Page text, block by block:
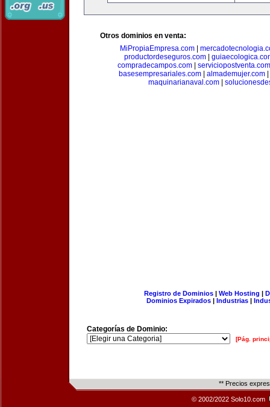
Otros dominios en venta:
MiPropiaEmpresa.com
productordeseguros.com|
compradecampos.com| serviciopostventa.com
basesempresariales.com| almademujer.com|
maquinarianaval.com|
Registro de Dominios| Web Hosting |
Dominios Expirados | Industrias |
Categorías de Dominio:
[Pág.
** Precios
© 2002/2022 Solo10.com